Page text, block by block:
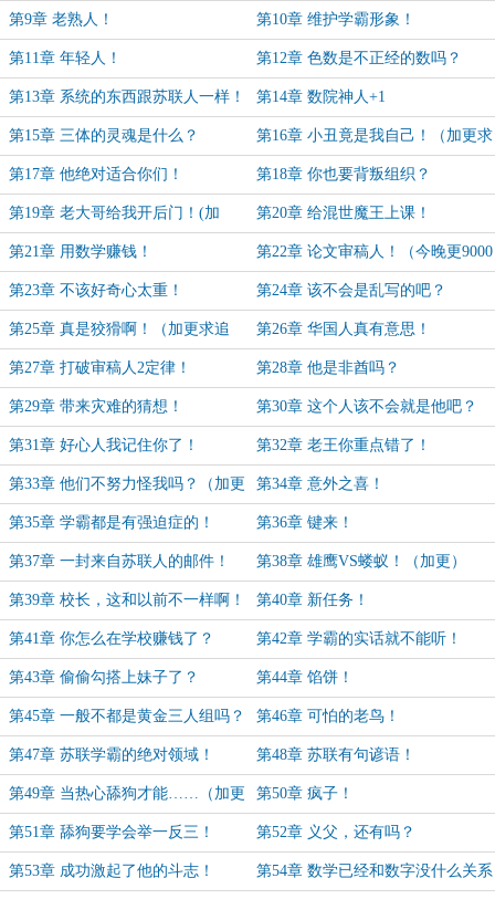
第9章 老熟人！ 第10章 维护学霸形象！
第11章 年轻人！ 第12章 色数是不正经的数吗？
第13章 系统的东西跟苏联人一样！ 第14章 数院神人+1
第15章 三体的灵魂是什么？ 第16章 小丑竟是我自己！（加更求
追读）
第17章 他绝对适合你们！ 第18章 你也要背叛组织？
第19章 老大哥给我开后门！(加
更！）
第20章 给混世魔王上课！
第21章 用数学赚钱！ 第22章 论文审稿人！（今晚更9000
字）
第23章 不该好奇心太重！ 第24章 该不会是乱写的吧？
第25章 真是狡猾啊！（加更求追
读）
第26章 华国人真有意思！
第27章 打破审稿人2定律！ 第28章 他是非酋吗？
第29章 带来灾难的猜想！ 第30章 这个人该不会就是他吧？
（加更求追读！）
第31章 好心人我记住你了！ 第32章 老王你重点错了！
第33章 他们不努力怪我吗？（加更
求追读）
第34章 意外之喜！
第35章 学霸都是有强迫症的！ 第36章 键来！
第37章 一封来自苏联人的邮件！ 第38章 雄鹰VS蝼蚁！（加更）
第39章 校长，这和以前不一样啊！ 第40章 新任务！
第41章 你怎么在学校赚钱了？ 第42章 学霸的实话就不能听！
第43章 偷偷勾搭上妹子了？ 第44章 馅饼！
第45章 一般不都是黄金三人组吗？ 第46章 可怕的老鸟！
第47章 苏联学霸的绝对领域！ 第48章 苏联有句谚语！
第49章 当热心舔狗才能……（加更
求追读）
第50章 疯子！
第51章 舔狗要学会举一反三！ 第52章 义父，还有吗？
第53章 成功激起了他的斗志！ 第54章 数学已经和数字没什么关系